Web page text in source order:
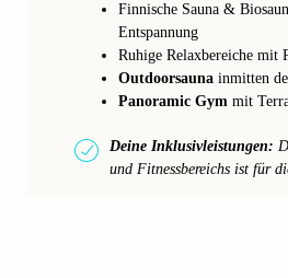
Finnische Sauna &
Entspannung
Ruhige Relaxbereiche mit
Outdoorsauna inmitten
Panoramic Gym mit
Deine Inklusivleistungen:
und Fitnessbereichs ist für